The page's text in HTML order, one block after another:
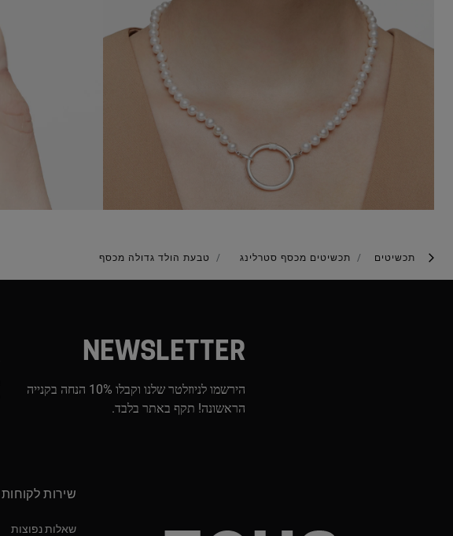
תכשיטים תכשיטים מכסף סטרלינג טבעת הולד גדולה מכסף
NEWSLETTER
הירשמו לניוזלטר שלנו וקבלו 10% הנחה בקנייה
הראשונה! תקף באתר בלבד.
שירות לקוחות
שאלות נפוצות